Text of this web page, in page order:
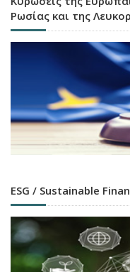
Ρωσίας και της
ESG / Sustainable